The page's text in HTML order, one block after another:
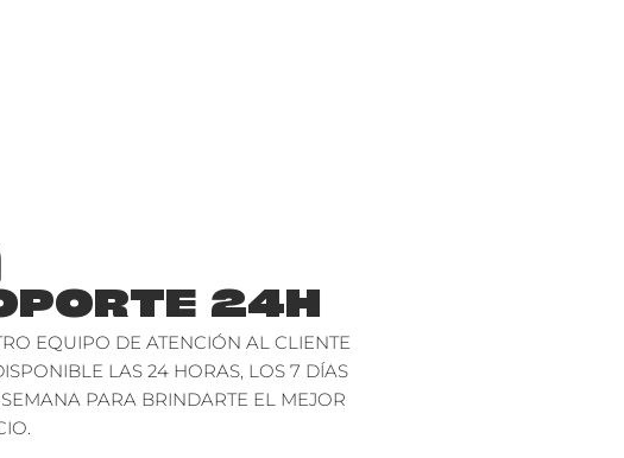
24H
EQUIPO DE ATENCIÓN AL CLIENTE
LAS 24 HORAS, LOS 7 DÍAS
PARA BRINDARTE EL MEJOR